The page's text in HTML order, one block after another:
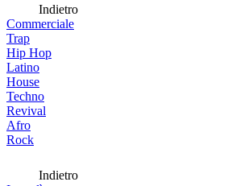
Indietro
Commerciale
Trap
Hip Hop
Latino
House
Techno
Revival
Afro
Rock
Indietro